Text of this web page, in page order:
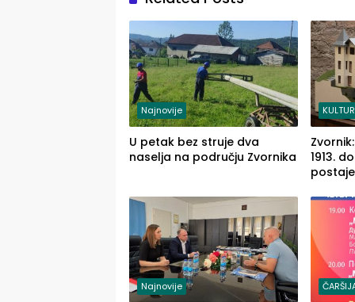
Najnovije
U petak bez struje dva
naselja na području Zvornika
1913.
Najnovije